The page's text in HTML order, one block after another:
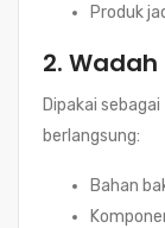
Produk
2. Wadah
Dipakai
berlangsung:
Bahan